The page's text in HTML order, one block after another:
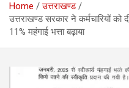
Home
उत्तराखण्ड
उत्तराखण्ड सरकार ने कर्मचारियों
11% महंगाई भत्ता बढ़ाया